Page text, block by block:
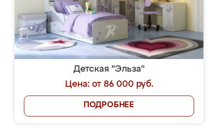
Детская "Эльза"
Цена: от 86 000 руб.
ПОДРОБНЕЕ